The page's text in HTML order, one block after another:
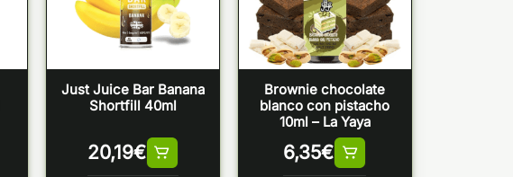
Just Juice Bar Banana
Shortfill 40ml
20,19€
Brownie chocolate
blanco con pistacho
10ml – La Yaya
6,35€